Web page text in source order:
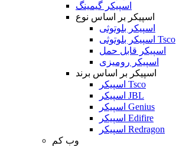
اسپیکر گیمینگ
اسپیکر بر اساس نوع
اسپیکر بلوتوثی
اسپیکر بلوتوثی Tsco
اسپیکر قابل حمل
اسپیکر رومیزی
اسپیکر بر اساس برند
اسپیکر Tsco
اسپیکر JBL
اسپیکر Genius
اسپیکر Edifire
اسپیکر Redragon
وب کم